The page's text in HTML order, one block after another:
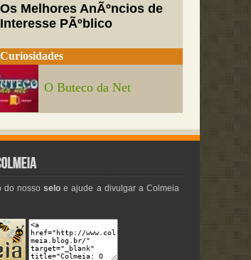
Os Melhores AnÃºncios de
Interesse PÃºblico
Curiosidades
O Buteco da Net
do nossoselo e ajude a divulgar a Colmeia